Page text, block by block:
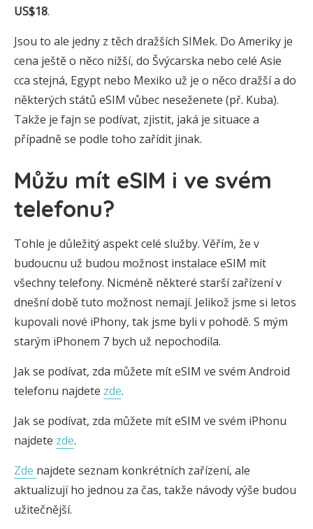
US$18.
Jsou to ale jedny z těch dražších SIMek. Do Ameriky je
cena ještě o něco nižší, do Švýcarska nebo celé Asie
cca stejná, Egypt nebo Mexiko už je o něco dražší a do
některých států eSIM vůbec neseženete (př. Kuba).
Takže je fajn se podívat, zjistit, jaká je situace a
případně se podle toho zařídit jinak.
Můžu mít eSIM i ve svém
telefonu?
Tohle je důležitý aspekt celé služby. Věřím, že v
budoucnu už budou možnost instalace eSIM mít
všechny telefony. Nicméně některé starší zařízení v
dnešní době tuto možnost nemají. Jelikož jsme si letos
kupovali nové iPhony, tak jsme byli v pohodě. S mým
starým iPhonem 7 bych už nepochodila.
Jak se podívat, zda můžete mít eSIM ve svém Android
telefonu najdete zde.
Jak se podívat, zda můžete mít eSIM ve svém iPhonu
najdete zde.
Zde najdete seznam konkrétních zařízení, ale
aktualizují ho jednou za čas, takže návody výše budou
užitečnější.